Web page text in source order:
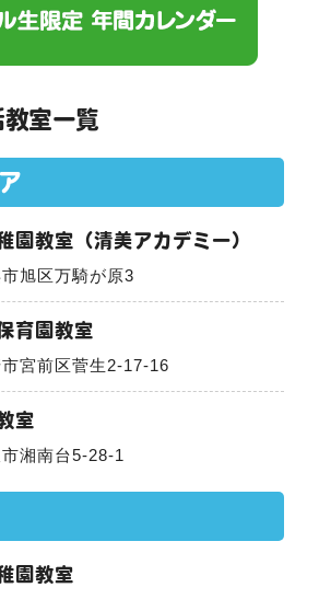
室一覧
園教室（清美アカデミー）
旭区万騎が原3
育園教室
宮前区菅生2-17-16
室
湘南台5-28-1
園教室